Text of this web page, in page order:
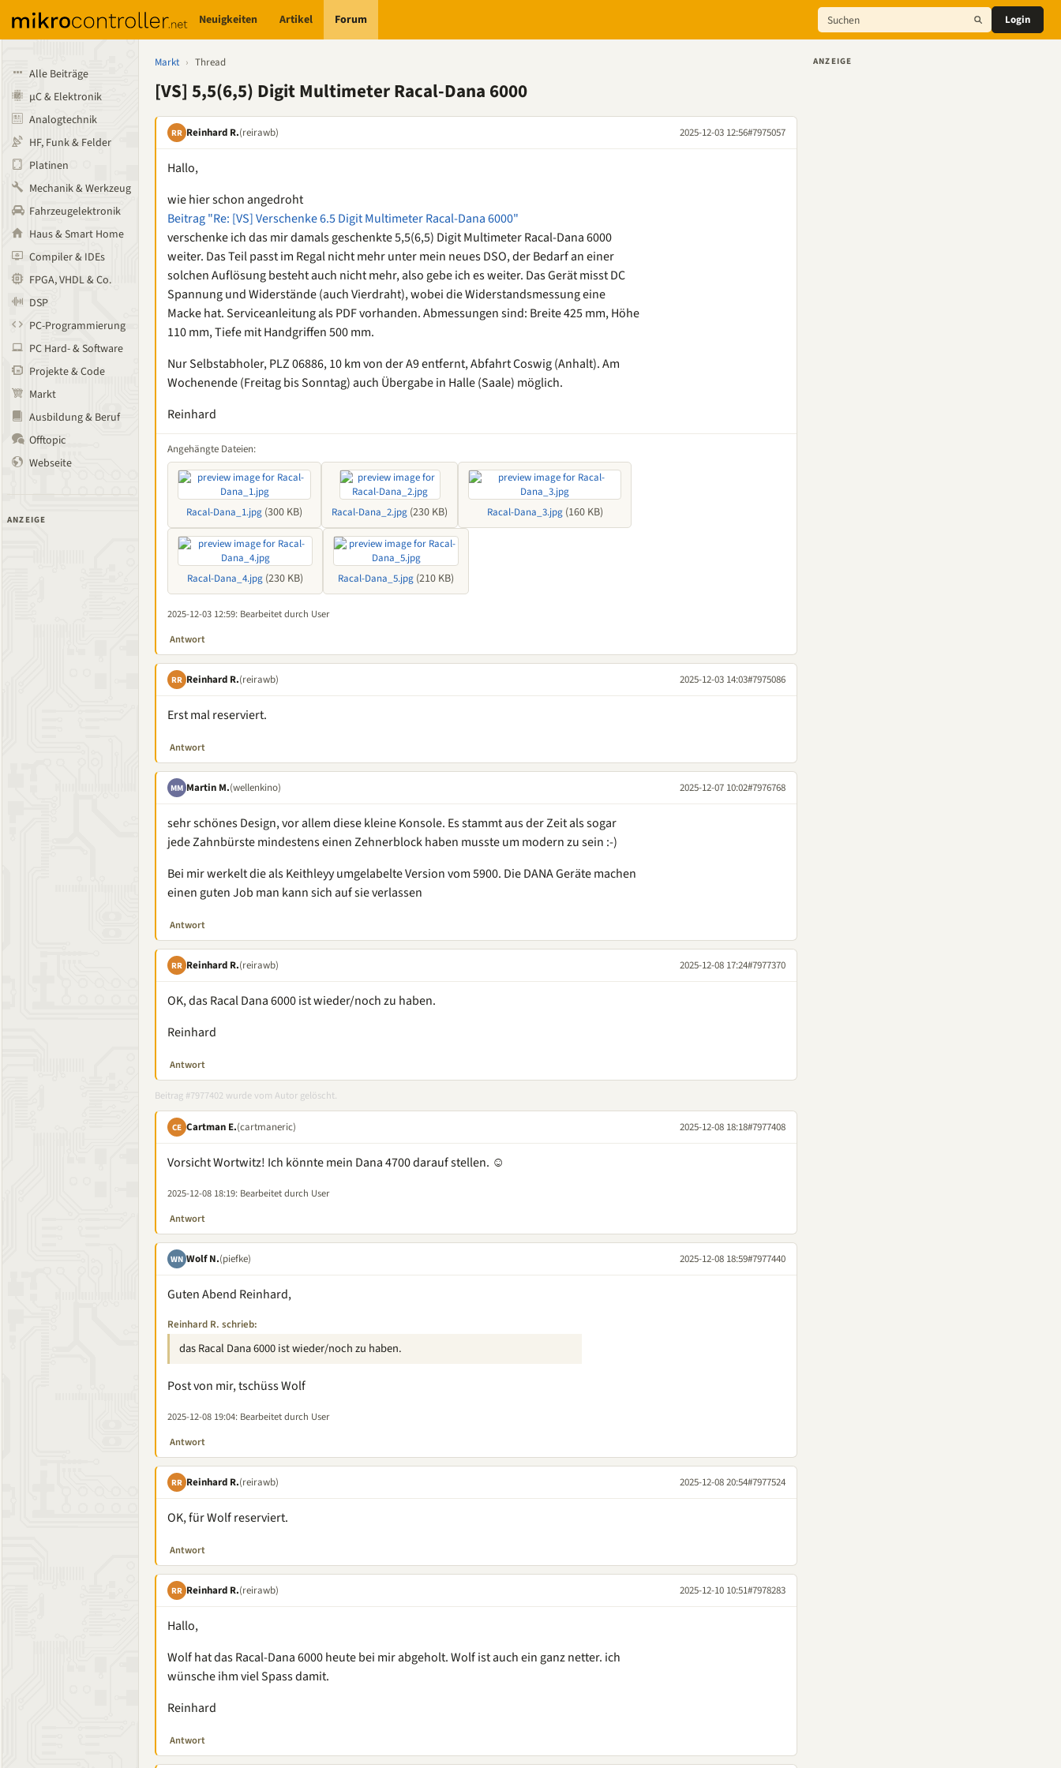
Neuigkeiten Artikel Forum Login
Alle Beiträge
µC & Elektronik
Analogtechnik
HF, Funk & Felder
Platinen
Mechanik & Werkzeug
Fahrzeugelektronik
Haus & Smart Home
Compiler & IDEs
FPGA, VHDL & Co.
DSP
PC-Programmierung
PC Hard- & Software
Projekte & Code
Markt
Ausbildung & Beruf
Offtopic
Webseite
ANZEIGE
Markt › Thread
[VS] 5,5(6,5) Digit Multimeter Racal-Dana 6000
RR Reinhard R.(reirawb) 2025-12-03 12:56#7975057
Hallo,
wie hier schon angedroht
Beitrag "Re: [VS] Verschenke 6.5 Digit Multimeter Racal-Dana 6000"
verschenke ich das mir damals geschenkte 5,5(6,5) Digit Multimeter Racal-Dana 6000
weiter. Das Teil passt im Regal nicht mehr unter mein neues DSO, der Bedarf an einer
solchen Auflösung besteht auch nicht mehr, also gebe ich es weiter. Das Gerät misst DC
Spannung und Widerstände (auch Vierdraht), wobei die Widerstandsmessung eine
Macke hat. Serviceanleitung als PDF vorhanden. Abmessungen sind: Breite 425 mm, Höhe
110 mm, Tiefe mit Handgriffen 500 mm.
Nur Selbstabholer, PLZ 06886, 10 km von der A9 entfernt, Abfahrt Coswig (Anhalt). Am
Wochenende (Freitag bis Sonntag) auch Übergabe in Halle (Saale) möglich.
Reinhard
Angehängte Dateien:
Racal-Dana_1.jpg (300 KB) Racal-Dana_2.jpg (230 KB) Racal-Dana_3.jpg(160 KB)
Racal-Dana_4.jpg (230 KB) Racal-Dana_5.jpg (210 KB)
2025-12-03 12:59: Bearbeitet durch User
Antwort
RR Reinhard R.(reirawb) 2025-12-03 14:03#7975086
Erst mal reserviert.
Antwort
MM Martin M.(wellenkino) 2025-12-07 10:02#7976768
sehr schönes Design, vor allem diese kleine Konsole. Es stammt aus der Zeit als sogar
jede Zahnbürste mindestens einen Zehnerblock haben musste um modern zu sein :-)
Bei mir werkelt die als Keithleyy umgelabelte Version vom 5900. Die DANA Geräte machen
einen guten Job man kann sich auf sie verlassen
Antwort
RR Reinhard R.(reirawb) 2025-12-08 17:24#7977370
OK, das Racal Dana 6000 ist wieder/noch zu haben.
Reinhard
Antwort
Beitrag #7977402 wurde vom Autor gelöscht.
CE Cartman E.(cartmaneric) 2025-12-08 18:18#7977408
Vorsicht Wortwitz! Ich könnte mein Dana 4700 darauf stellen. ☺
2025-12-08 18:19: Bearbeitet durch User
Antwort
WN Wolf N.(piefke) 2025-12-08 18:59#7977440
Guten Abend Reinhard,
Reinhard R. schrieb:
das Racal Dana 6000 ist wieder/noch zu haben.
Post von mir, tschüss Wolf
2025-12-08 19:04: Bearbeitet durch User
Antwort
RR Reinhard R.(reirawb) 2025-12-08 20:54#7977524
OK, für Wolf reserviert.
Antwort
RR Reinhard R.(reirawb) 2025-12-10 10:51#7978283
Hallo,
Wolf hat das Racal-Dana 6000 heute bei mir abgeholt. Wolf ist auch ein ganz netter. ich
wünsche ihm viel Spass damit.
Reinhard
Antwort
ANZEIGE